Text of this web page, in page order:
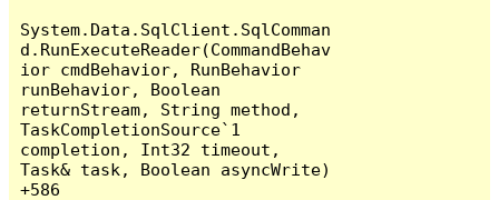
System.Data.SqlClient.SqlComman
d.RunExecuteReader(CommandBehav
ior cmdBehavior, RunBehavior
runBehavior, Boolean
returnStream, String method,
TaskCompletionSource`1
completion, Int32 timeout,
Task& task, Boolean asyncWrite)
+586